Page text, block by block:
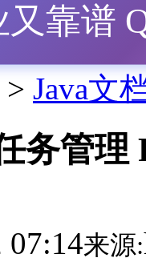
又靠谱
> Java文
务管理
07:14来源: